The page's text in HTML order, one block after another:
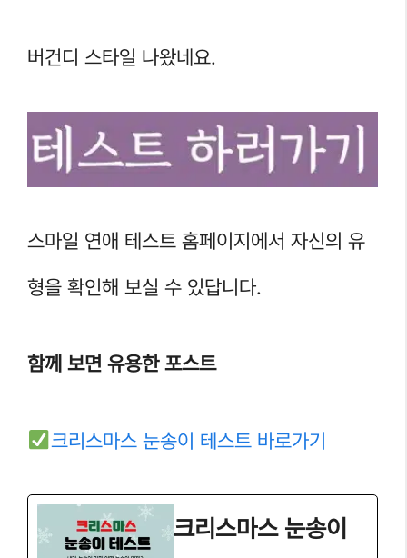
버건디 스타일 나왔네요.
스마일 연애 테스트 홈페이지에서 자신의 유
형을 확인해 보실 수 있답니다.
함께 보면 유용한 포스트
크리스마스 눈송이 테스트 바로가기
크리스마스 눈송이